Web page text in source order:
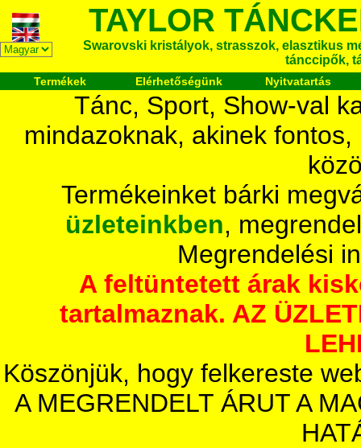
TAYLOR
Swarovski kristályok, strasszok, elasztikus
tánccipők,
Termékek Elérhetőségünk Nyitvatartás
Tánc, Sport, Show-val
mindazoknak, akinek
Termékeinket bárki
üzleteinkben,
Megrendelési
A feltüntetett árak
tartalmaznak. AZ
Köszönjük, hogy felkereste
A MEGRENDELT ÁRUT A